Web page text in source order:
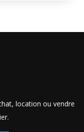
location ou vendre